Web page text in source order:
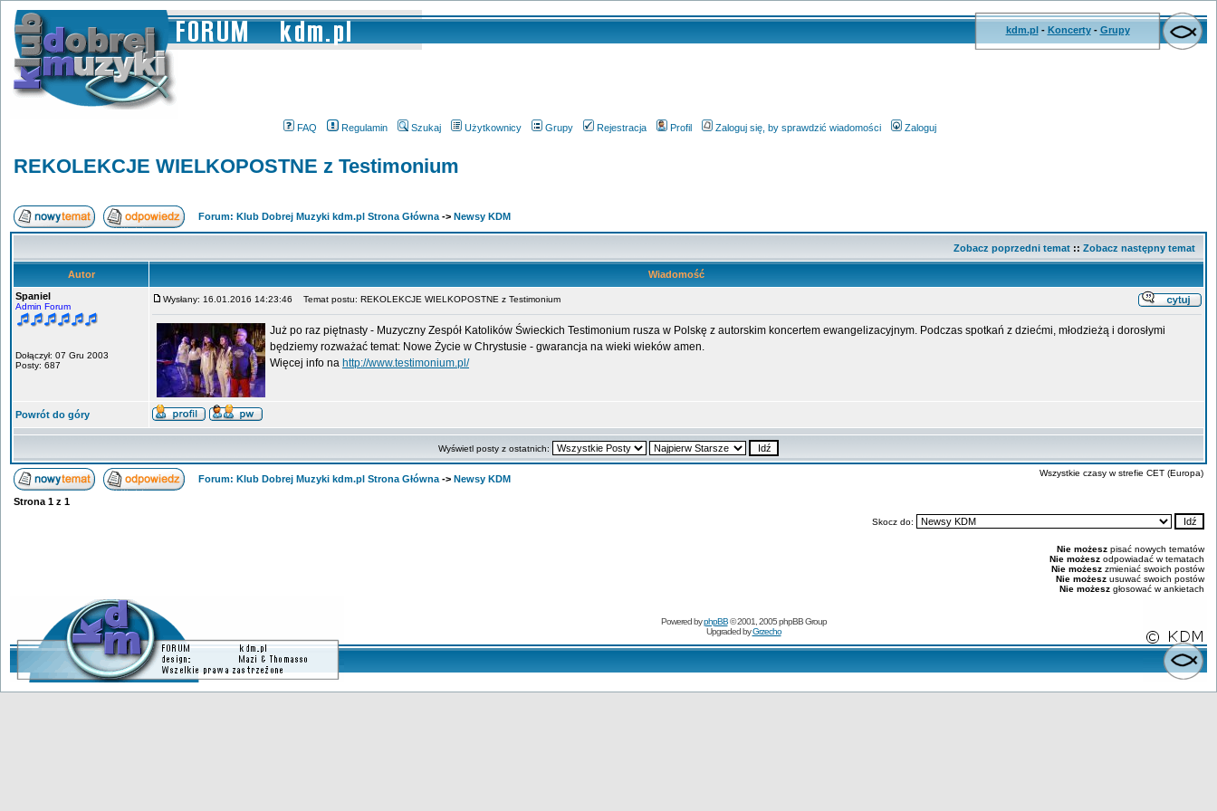
kdm.pl- Koncerty- Grupy
FAQ Regulamin Szukaj Użytkownicy Grupy Rejestracja Profil Zaloguj się, by sprawdzić wiadomości Zaloguj
REKOLEKCJE WIELKOPOSTNE z Testimonium
Forum: Klub Dobrej Muzyki kdm.pl Strona Główna -> Newsy KDM
Zobacz poprzedni temat :: Zobacz następny temat
Autor
Wiadomość
Spaniel
Admin Forum
Dołączył: 07 Gru 2003
Posty: 687
Wysłany: 16.01.2016 14:23:46 Temat postu: REKOLEKCJE WIELKOPOSTNE z Testimonium
Już po raz piętnasty - Muzyczny Zespół Katolików Świeckich Testimonium rusza w Polskę z autorskim koncertem ewangelizacyjnym. Podczas spotkań z dziećmi, młodzieżą i dorosłymi
będziemy rozważać temat: Nowe Życie w Chrystusie - gwarancja na wieki wieków amen.
Więcej info na http://www.testimonium.pl/
Powrót do góry
Wyświetl posty z ostatnich:
Forum: Klub Dobrej Muzyki kdm.pl Strona Główna -> Newsy KDM
Wszystkie czasy w strefie CET (Europa)
Strona 1 z 1
Skocz do:
Nie możesz pisać nowych tematów
Nie możesz odpowiadać w tematach
Nie możesz zmieniać swoich postów
Nie możesz usuwać swoich postów
Nie możesz głosować w ankietach
Powered byphpBB© 2001, 2005 phpBB Group
Upgraded byGrzecho